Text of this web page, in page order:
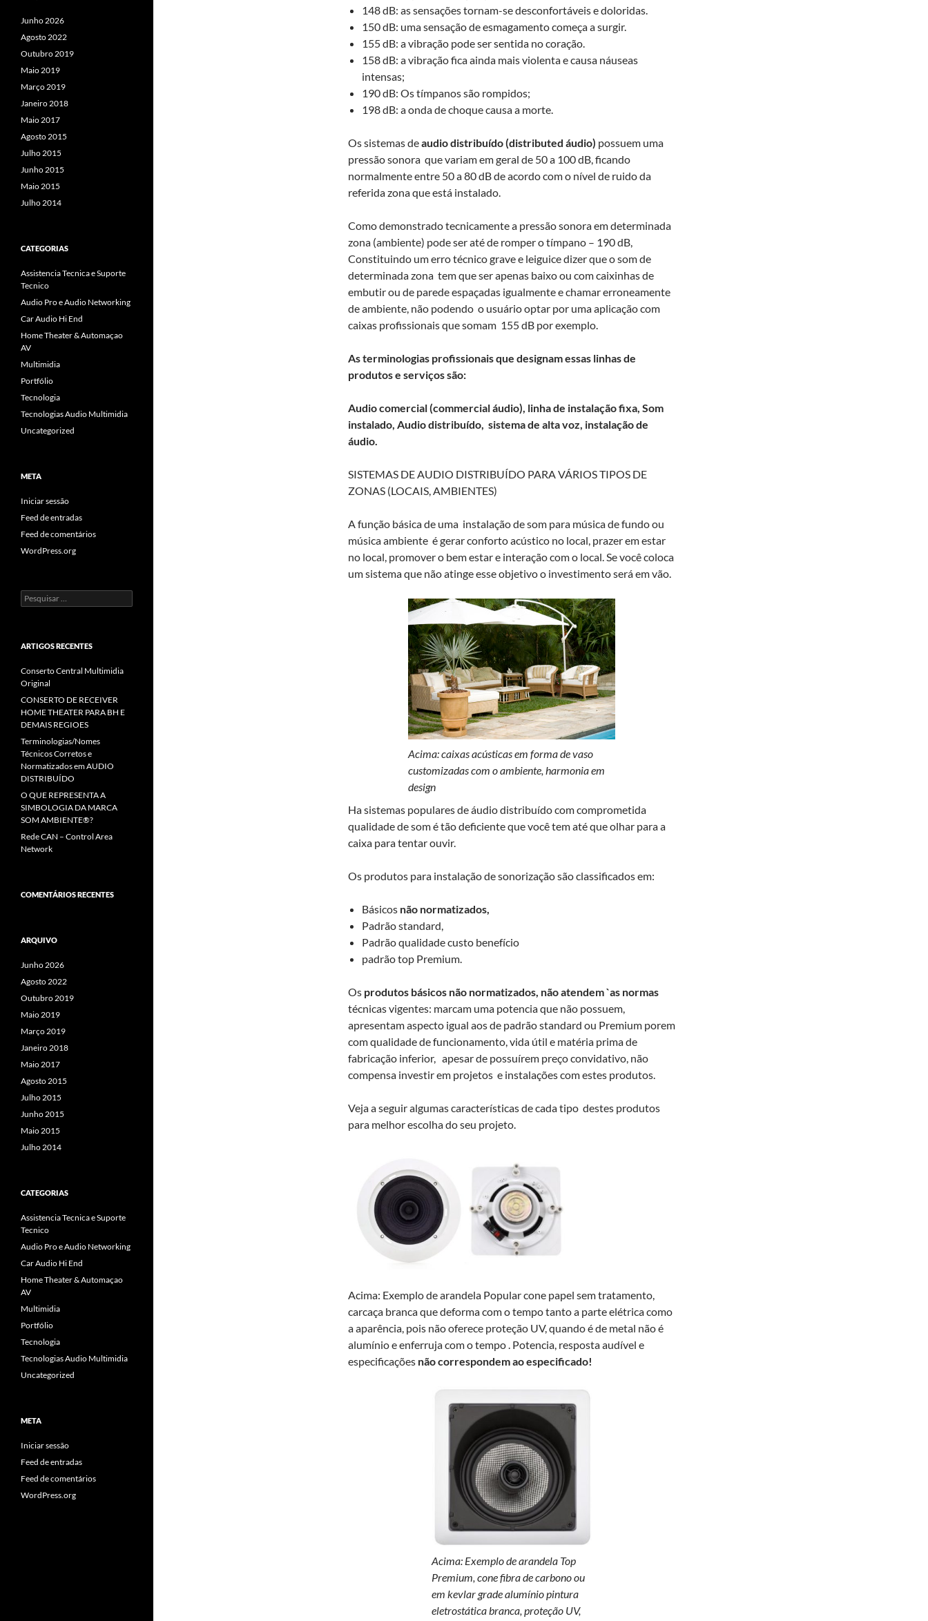
148 dB: as sensações tornam-se desconfortáveis e doloridas.
150 dB: uma sensação de esmagamento começa a surgir.
155 dB: a vibração pode ser sentida no coração.
158 dB: a vibração fica ainda mais violenta e causa náuseas
intensas;
190 dB: Os tímpanos são rompidos;
198 dB: a onda de choque causa a morte.
Os sistemas deaudio distribuído (distributed áudio) possuem uma
pressão sonora que variam em geral de 50 a 100 dB, ficando
normalmente entre 50 a 80 dB de acordo com o nível de ruido da
referida zona que está instalado.
Como demonstrado tecnicamente a pressão sonora em determinada
zona (ambiente) pode ser até de romper o tímpano – 190 dB,
Constituindo um erro técnico grave e leiguice dizer que o som de
determinada zona tem que ser apenas baixo ou com caixinhas de
embutir ou de parede espaçadas igualmente e chamar erroneamente
de ambiente, não podendo o usuário optar por uma aplicação com
caixas profissionais que somam 155 dB por exemplo.
As terminologias profissionais que designam essas linhas de
produtos e serviços são:
Audio comercial (commercial áudio), linha de instalação fixa, Som
instalado, Audio distribuído, sistema de alta voz, instalação de
áudio.
SISTEMAS DE AUDIO DISTRIBUÍDO PARA VÁRIOS TIPOS DE
ZONAS (LOCAIS, AMBIENTES)
A função básica de uma instalação de som para música de fundo ou
música ambiente é gerar conforto acústico no local, prazer em estar
no local, promover o bem estar e interação com o local. Se você coloca
um sistema que não atinge esse objetivo o investimento será em vão.
Acima: caixas acústicas em forma de vaso
customizadas com o ambiente, harmonia em
design
Ha sistemas populares de áudio distribuído com comprometida
qualidade de som é tão deficiente que você tem até que olhar para a
caixa para tentar ouvir.
Os produtos para instalação de sonorização são classificados em:
Básicos não normatizados,
Padrão standard,
Padrão qualidade custo benefício
padrão top Premium.
Os produtos básicos não normatizados, não atendem `as normas
técnicas vigentes: marcam uma potencia que não possuem,
apresentam aspecto igual aos de padrão standard ou Premium porem
com qualidade de funcionamento, vida útil e matéria prima de
fabricação inferior, apesar de possuírem preço convidativo, não
compensa investir em projetos e instalações com estes produtos.
Veja a seguir algumas características de cada tipo destes produtos
para melhor escolha do seu projeto.
Acima: Exemplo de arandela Popular cone papel sem tratamento,
carcaça branca que deforma com o tempo tanto a parte elétrica como
a aparência, pois não oferece proteção UV, quando é de metal não é
alumínio e enferruja com o tempo . Potencia, resposta audível e
especificações não correspondem ao especificado!
Acima: Exemplo de arandela Top
Premium, cone fibra de carbono ou
em kevlar grade alumínio pintura
eletrostática branca, proteção UV,
Junho 2026
Agosto 2022
Outubro 2019
Maio 2019
Março 2019
Janeiro 2018
Maio 2017
Agosto 2015
Julho 2015
Junho 2015
Maio 2015
Julho 2014
CATEGORIAS
Assistencia Tecnica e Suporte
Tecnico
Audio Pro e Audio Networking
Car Audio Hi End
Home Theater & Automaçao
AV
Multimidia
Portfólio
Tecnologia
Tecnologias Audio Multimidia
Uncategorized
META
Iniciar sessão
Feed de entradas
Feed de comentários
WordPress.org
Pesquisar
por:
ARTIGOS RECENTES
Conserto Central Multimidia
Original
CONSERTO DE RECEIVER
HOME THEATER PARA BH E
DEMAIS REGIOES
Terminologias/Nomes
Técnicos Corretos e
Normatizados em AUDIO
DISTRIBUÍDO
O QUE REPRESENTA A
SIMBOLOGIA DA MARCA
SOM AMBIENTE®?
Rede CAN – Control Area
Network
COMENTÁRIOS RECENTES
ARQUIVO
Junho 2026
Agosto 2022
Outubro 2019
Maio 2019
Março 2019
Janeiro 2018
Maio 2017
Agosto 2015
Julho 2015
Junho 2015
Maio 2015
Julho 2014
CATEGORIAS
Assistencia Tecnica e Suporte
Tecnico
Audio Pro e Audio Networking
Car Audio Hi End
Home Theater & Automaçao
AV
Multimidia
Portfólio
Tecnologia
Tecnologias Audio Multimidia
Uncategorized
META
Iniciar sessão
Feed de entradas
Feed de comentários
WordPress.org